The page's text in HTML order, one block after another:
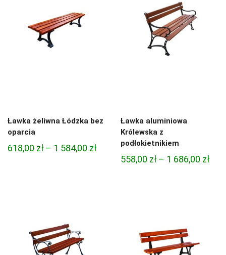
Ławka żeliwna Łódzka bez
oparcia
618,00 zł – 1 584,00 złZakres
Ławka aluminiowa
Królewska z
podłokietnikiem
558,00 zł – 1 686,00 zł